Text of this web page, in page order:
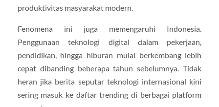
produktivitas masyarakat modern.
Fenomena ini juga memengaruhi Indonesia.
Penggunaan teknologi digital dalam pekerjaan,
pendidikan, hingga hiburan mulai berkembang lebih
cepat dibanding beberapa tahun sebelumnya. Tidak
heran jika berita seputar teknologi internasional kini
sering masuk ke daftar trending di berbagai platform